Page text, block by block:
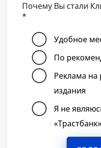
Почему Вы стали
*
Удобное
По
Реклама
издания
Я не
«Трастбанк»